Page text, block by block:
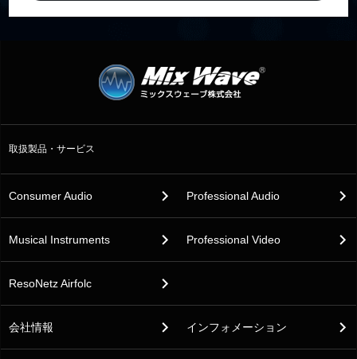
取扱製品・サービス
Consumer Audio Professional Audio
Musical Instruments Professional Video
ResoNetz Airfolc
会社情報 インフォメーション